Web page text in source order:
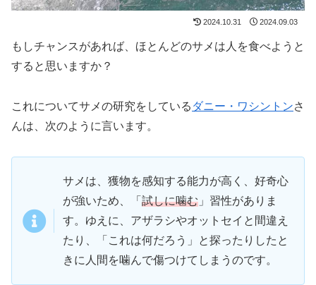
2024.10.31 2024.09.03
もしチャンスがあれば、ほとんどのサメは人を食べようと
すると思いますか？
これについてサメの研究をしている ダニー・ワシントンさ
んは、次のように言います。
サメは、獲物を感知する能力が高く、好奇心
が強いため、「 試しに噛む 」習性がありま
す。ゆえに、アザラシやオットセイと間違え
たり、「これは何だろう」と探ったりしたと
きに人間を噛んで傷つけてしまうのです。